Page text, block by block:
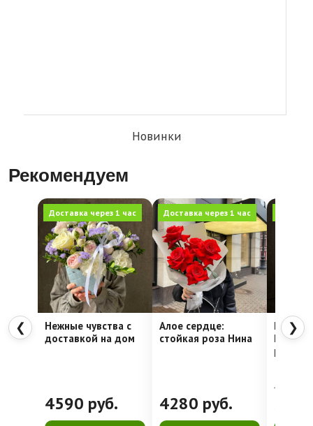
Новинки
Рекомендуем
❮
Доставка через 1 час
Нежные чувства с
доставкой на дом
4590 руб.
Доставка через 1 час
Алое сердце:
стойкая роза Нина
4280 руб.
Недели
4762
❯